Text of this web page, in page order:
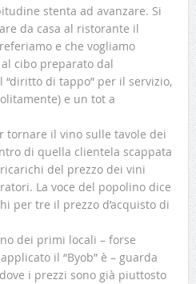
stenta ad avanzare. Si
da casa al ristorante il
e che vogliamo
cibo preparato dal
di tappo” per il servizio,
e un tot a
tornare il vino sulle tavole dei
di quella clientela scappata
del prezzo dei vini
La voce del popolino dice
per tre il prezzo d’acquisto di
dei primi locali – forse
il “Byob” è – guarda
i prezzi sono già piuttosto